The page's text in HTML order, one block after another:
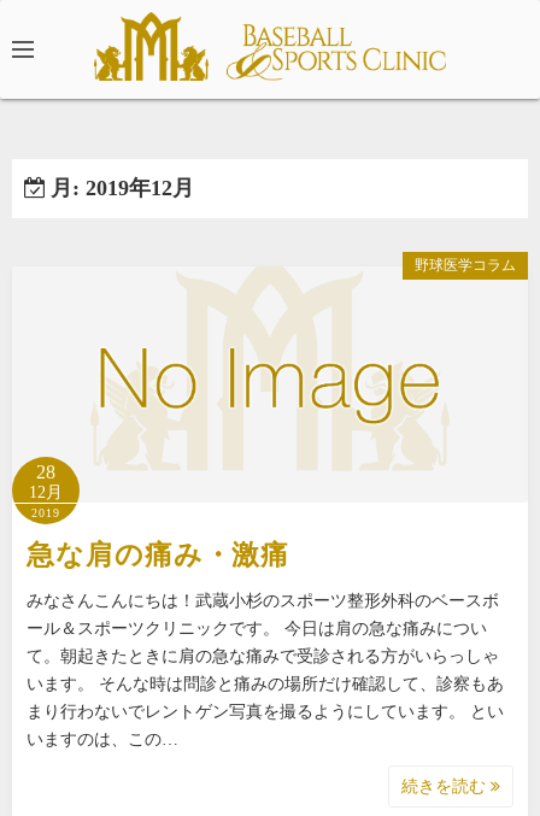
ン
ン
月: 2019年12月
野球医学コラム
28
12月
2019
急な肩の痛み・激痛
みなさんこんにちは！武蔵小杉のスポーツ整形外科のベースボ
ール＆スポーツクリニックです。 今日は肩の急な痛みについ
て。朝起きたときに肩の急な痛みで受診される方がいらっしゃ
います。 そんな時は問診と痛みの場所だけ確認して、診察もあ
まり行わないでレントゲン写真を撮るようにしています。 とい
いますのは、この…
続きを読む